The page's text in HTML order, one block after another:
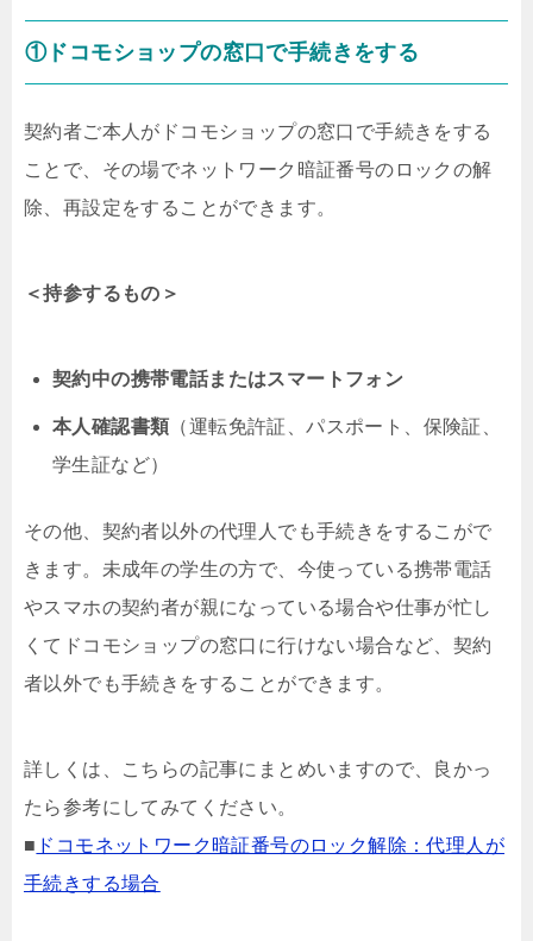
①ドコモショップの窓口で手続きをする
契約者ご本人がドコモショップの窓口で手続きをする
ことで、その場でネットワーク暗証番号のロックの解
除、再設定をすることができます。
＜持参するもの＞
契約中の携帯電話またはスマートフォン
本人確認書類 （運転免許証、パスポート、保険証、
学生証など）
その他、契約者以外の代理人でも手続きをするこがで
きます。未成年の学生の方で、今使っている携帯電話
やスマホの契約者が親になっている場合や仕事が忙し
くてドコモショップの窓口に行けない場合など、契約
者以外でも手続きをすることができます。
詳しくは、こちらの記事にまとめいますので、良かっ
たら参考にしてみてください。
■ ドコモネットワーク暗証番号のロック解除：代理人が
手続きする場合